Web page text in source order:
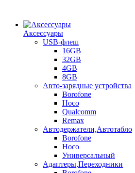
Аксессуары
USB-флеш
16GB
32GB
4GB
8GB
Авто-зарядные устройства
Borofone
Hoco
Qualcomm
Remax
Автодержатели,Автотабло
Borofone
Hoco
Универсальный
Адаптеры,Переходники